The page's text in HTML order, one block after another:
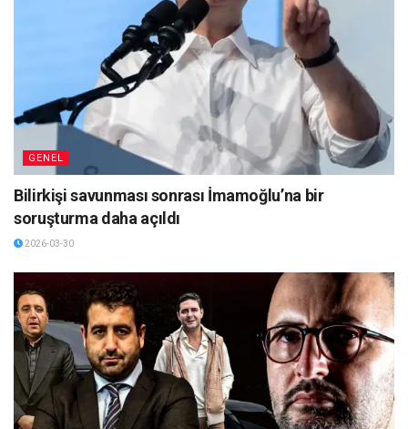
GENEL
Bilirkişi savunması sonrası İmamoğlu’na bir
soruşturma daha açıldı
2026-03-30